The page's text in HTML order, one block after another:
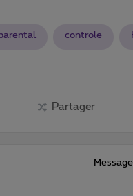
controle
Partager